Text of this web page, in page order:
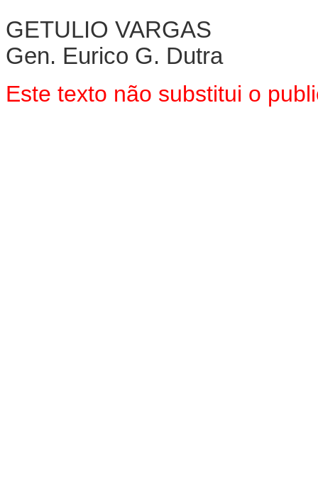
GETULIO VARGAS
Gen. Eurico G. Dutra
Este texto não substitui o